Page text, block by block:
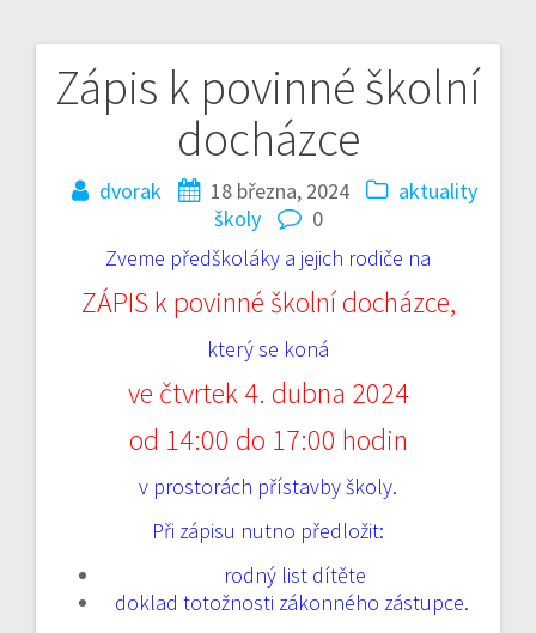
Zápis k povinné školní
docházce
dvorak 18 března, 2024
aktuality
školy
0
Zveme předškoláky a jejich rodiče na
ZÁPIS k povinné školní docházce,
který se koná
ve čtvrtek 4. dubna 2024
od 14:00 do 17:00 hodin
v prostorách přístavby školy.
Při zápisu nutno předložit:
rodný list dítěte
doklad totožnosti zákonného zástupce.
Navigace
příspěvek